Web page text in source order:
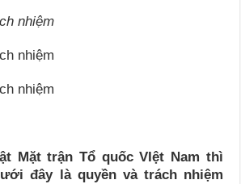
nhiệm
nhiệm
nhiệm
Mặt trận Tổ quốc VIệt Nam thì
đây là quyền và trách nhiệm